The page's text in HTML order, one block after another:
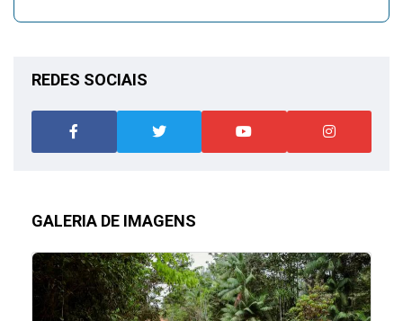
REDES SOCIAIS
GALERIA DE IMAGENS